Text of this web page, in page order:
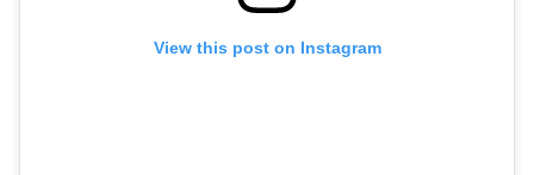
View this post on Instagram